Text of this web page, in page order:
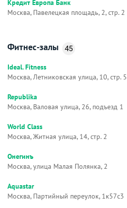
Кредит Европа Банк
Москва, Павелецкая площадь, 2, стр. 2
Фитнес-залы 45
Ideal. Fitness
Москва, Летниковская улица, 10, стр. 5
Republika
Москва, Валовая улица, 26, подъезд 1
World Class
Москва, Житная улица, 14, стр. 2
Онегинъ
Москва, улица Малая Полянка, 2
Aquastar
Москва, Партийный переулок, 1к57с3